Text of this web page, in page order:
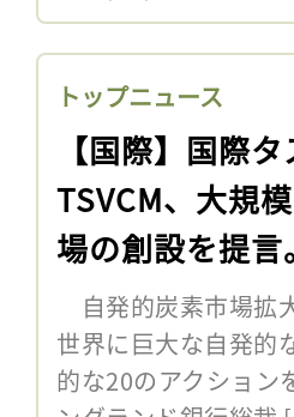
トップニュース
【国際】国際
TSVCM、大規
場の創設を提
創設者
自発的炭素市場拡
世界に巨大な自発的
的な20のアクション